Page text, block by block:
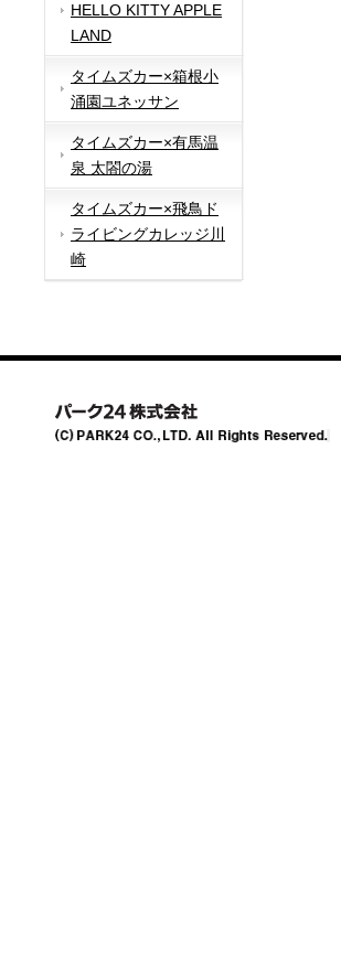
HELLO KITTY APPLE
LAND
タイムズカー×箱根小
涌園ユネッサン
タイムズカー×有馬温
泉 太閤の湯
タイムズカー×飛鳥ド
ライビングカレッジ川
崎